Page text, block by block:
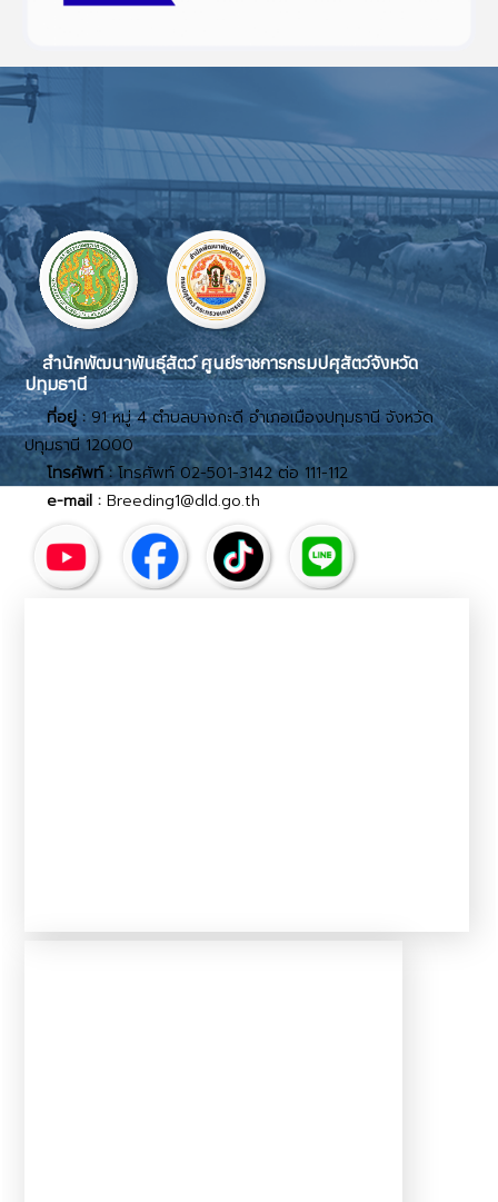
สำนักพัฒนาพันธุ์สัตว์ ศูนย์ราชการกรมปศุสัตว์จังหวัด
ปทุมธานี
ที่อยู่ : 91 หมู่ 4 ตำบลบางกะดี อำเภอเมืองปทุมธานี จังหวัด
ปทุมธานี 12000
โทรศัพท์ :โทรศัพท์ 02-501-3142 ต่อ 111-112
e-mail :Breeding1@dld.go.th